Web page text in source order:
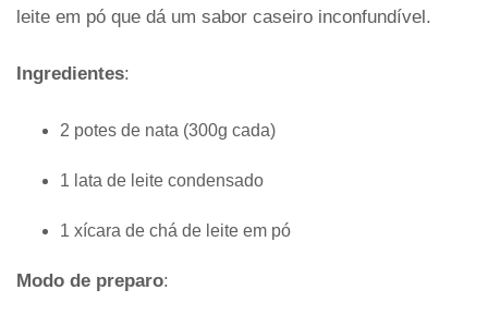
leite em pó que dá um sabor caseiro inconfundível.
Ingredientes:
2 potes de nata (300g cada)
1 lata de leite condensado
1 xícara de chá de leite em pó
Modo de preparo: